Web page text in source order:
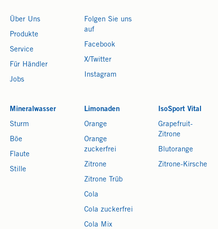
Mineralwasser
Sturm
Böe
Flaute
Stille
Limonaden
Orange
Orange
zuckerfrei
Zitrone
Zitrone Trüb
Cola
Cola zuckerfrei
Cola Mix
IsoSport Vital
Grapefruit-
Zitrone
Blutorange
Zitrone-Kirsche
Über Uns
Produkte
Service
Für Händler
Jobs
Folgen Sie uns
auf
Facebook
X/Twitter
Instagram